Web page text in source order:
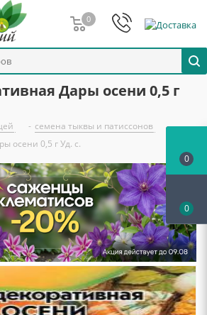
0
Дары осени 0,5 г
- семена тыквы и патиссонов
-
осени 0,5 г Уд. с.
0
0